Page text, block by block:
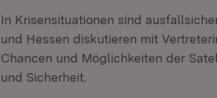
In Krisensituationen sind
und Hessen diskutieren mit
Chancen und Möglichkeiten der
und Sicherheit.